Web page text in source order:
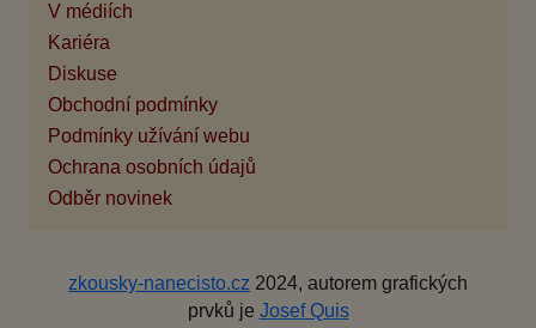
V médiích
Kariéra
Diskuse
Obchodní podmínky
Podmínky užívání webu
Ochrana osobních údajů
Odběr novinek
zkousky-nanecisto.cz 2024, autorem grafických
prvků je Josef Quis